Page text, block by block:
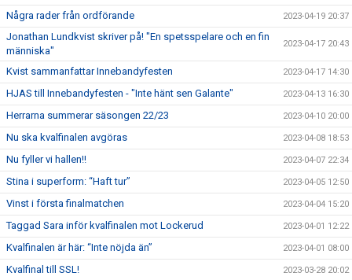
Några rader från ordförande 2023-04-19 20:37
Jonathan Lundkvist skriver på! "En spetsspelare och en fin
människa"
2023-04-17 20:43
Kvist sammanfattar Innebandyfesten 2023-04-17 14:30
HJAS till Innebandyfesten - "Inte hänt sen Galante" 2023-04-13 16:30
Herrarna summerar säsongen 22/23 2023-04-10 20:00
Nu ska kvalfinalen avgöras 2023-04-08 18:53
Nu fyller vi hallen!! 2023-04-07 22:34
Stina i superform: “Haft tur” 2023-04-05 12:50
Vinst i första finalmatchen 2023-04-04 15:20
Taggad Sara inför kvalfinalen mot Lockerud 2023-04-01 12:22
Kvalfinalen är här: “Inte nöjda än” 2023-04-01 08:00
Kvalfinal till SSL! 2023-03-28 20:02